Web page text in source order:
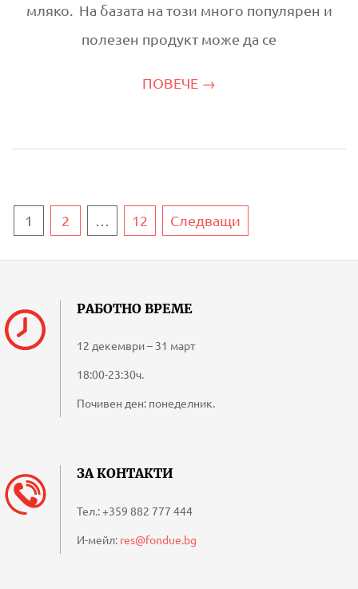
мляко. На базата на този много популярен и
полезен продукт може да се
ПОВЕЧЕ →
Навигация
1 2 … 12 Следващи
РАБОТНО ВРЕМЕ
12 декември – 31 март
18:00-23:30ч.
Почивен ден: понеделник.
ЗА КОНТАКТИ
Тел.:+359 882 777 444
И-мейл: res@fondue.bg